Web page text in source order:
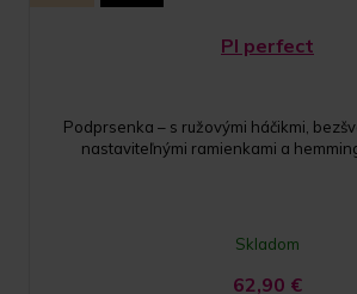
PI perfect
Podprsenka – s ružovými háčikmi,
nastaviteľnými ramienkami a
Skladom
62,90 €